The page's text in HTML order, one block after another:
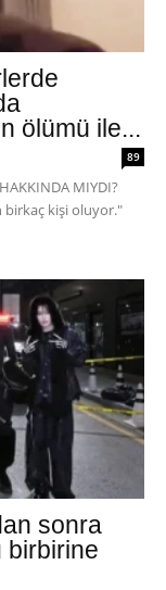
ölümü ile...
89
MIYDI?
birkaç kişi oluyor."
sonra
birbirine